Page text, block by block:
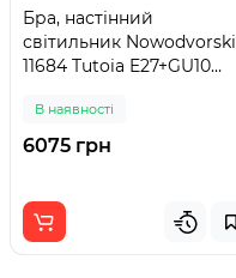
Бра, настінний
світильник Nowodvorski
11684 Tutoia E27+GU10
В наявності
6075 грн